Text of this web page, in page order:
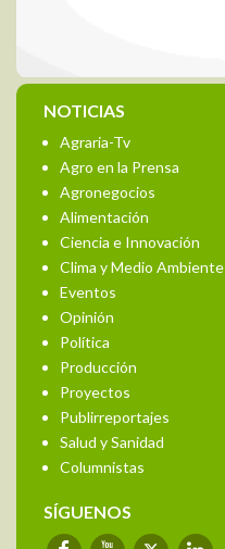
NOTICIAS
Agraria-Tv
Agro en la Prensa
Agronegocios
Alimentación
Ciencia e Innovación
Clima y Medio Ambiente
Eventos
Opinión
Política
Producción
Proyectos
Publirreportajes
Salud y Sanidad
Columnistas
SÍGUENOS